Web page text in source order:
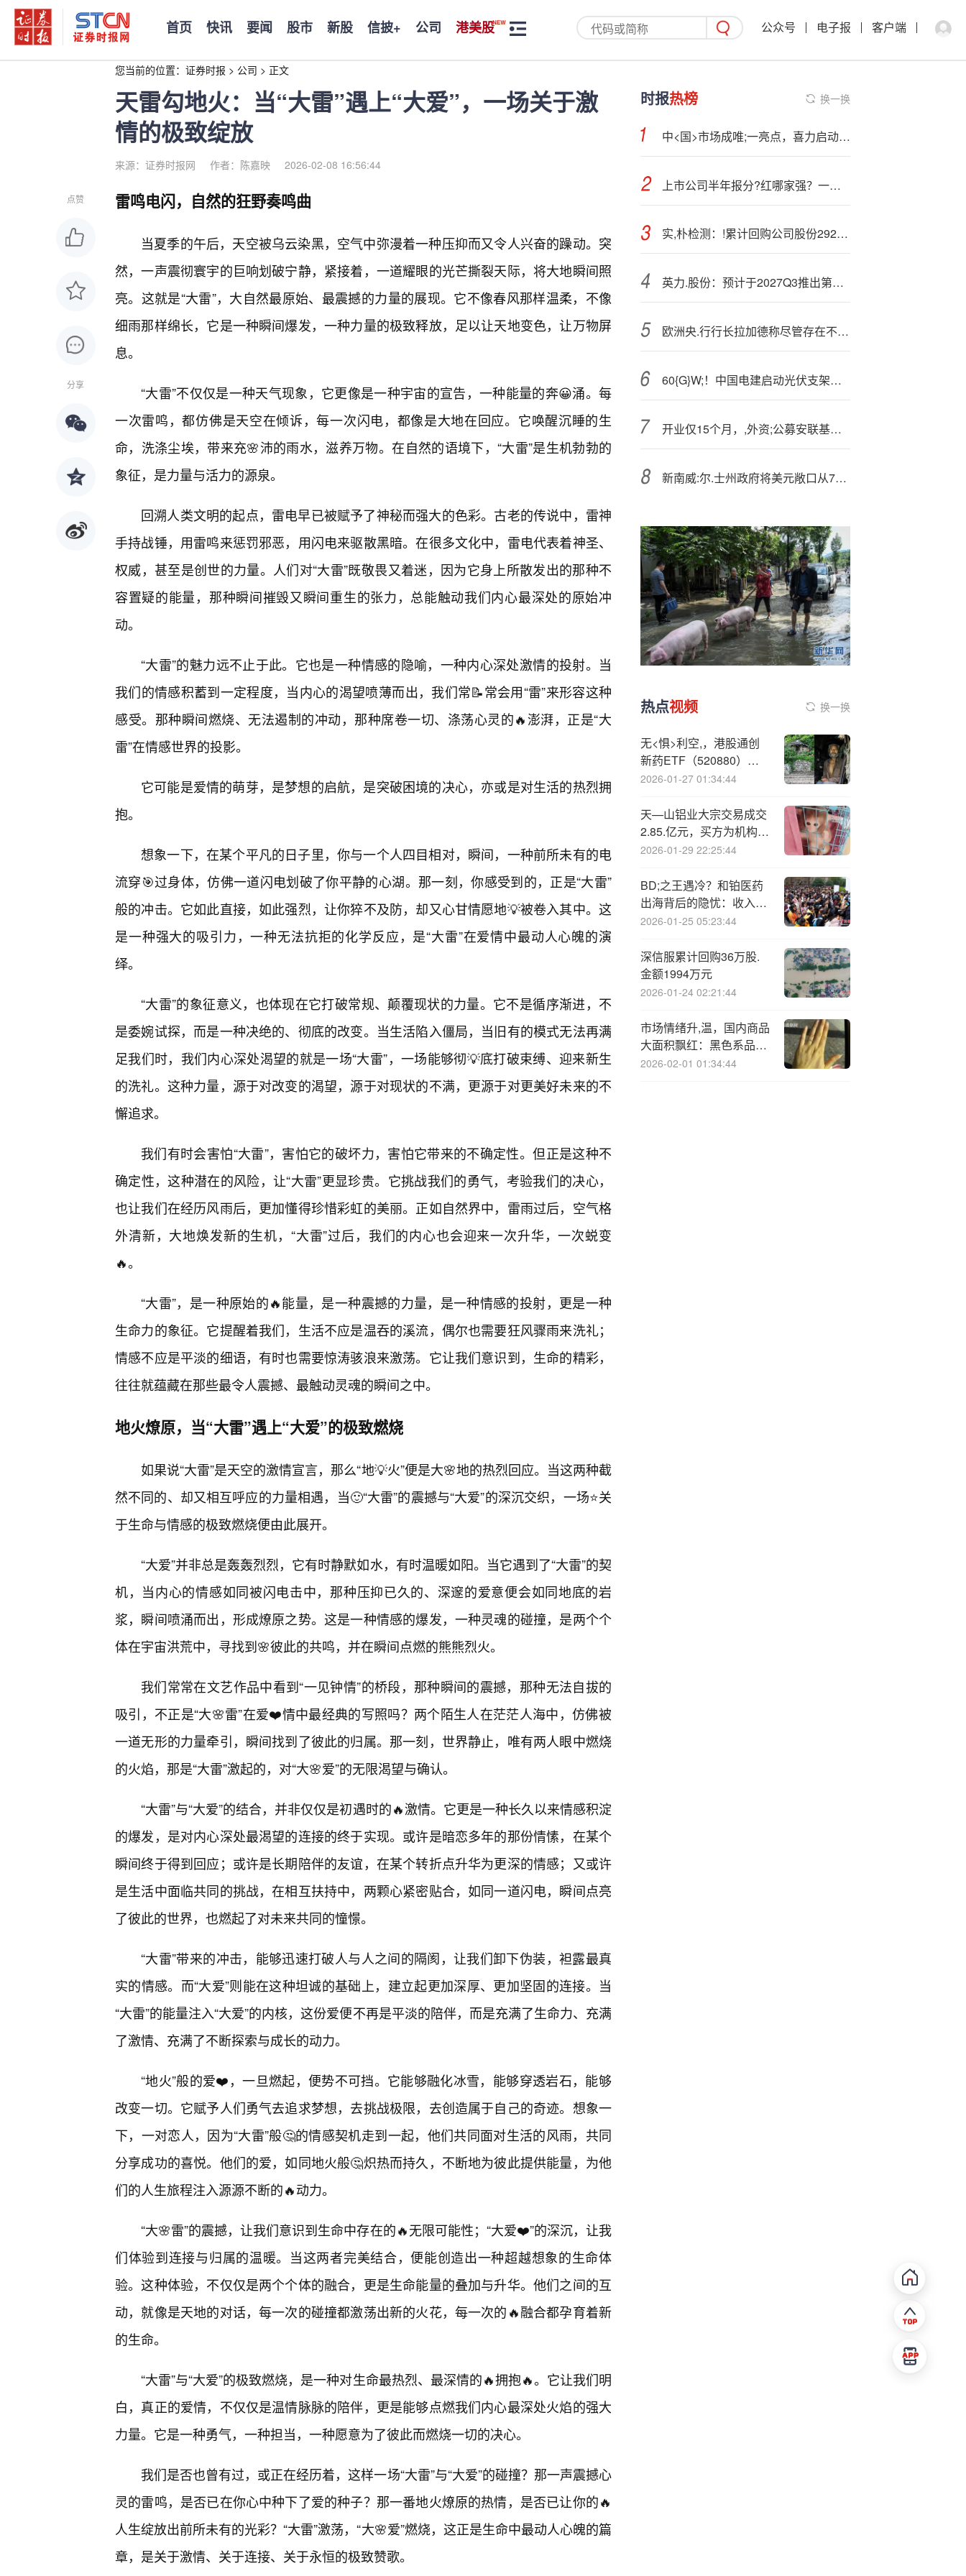
首页 快讯 要闻 股市 新股 信披+ 公司 港美股 公众号 电子报 客户端
您当前的位置： 证券时报 > 公司 > 正文
天雷勾地火：当“大雷”遇上“大爱”，一场关于激
情的极致绽放
来源：证券时报网 作者：陈嘉映 2026-02-08 16:56:44
点赞
分享
雷鸣电闪，自然的狂野奏鸣曲
当夏季的午后，天空被乌云染黑，空气中弥漫着一种压抑而又令人兴奋的躁动。突
然，一声震彻寰宇的巨响划破宁静，紧接着，一道耀眼的光芒撕裂天际，将大地瞬间照
亮。这就是“大雷”，大自然最原始、最震撼的力量的展现。它不像春风那样温柔，不像
细雨那样绵长，它是一种瞬间爆发，一种力量的极致释放，足以让天地变色，让万物屏
息。
“大雷”不仅仅是一种天气现象，它更像是一种宇宙的宣告，一种能量的奔😀涌。每
一次雷鸣，都仿佛是天空在倾诉，每一次闪电，都像是大地在回应。它唤醒沉睡的生
命，洗涤尘埃，带来充🌸沛的雨水，滋养万物。在自然的语境下，“大雷”是生机勃勃的
象征，是力量与活力的源泉。
回溯人类文明的起点，雷电早已被赋予了神秘而强大的色彩。古老的传说中，雷神
手持战锤，用雷鸣来惩罚邪恶，用闪电来驱散黑暗。在很多文化中，雷电代表着神圣、
权威，甚至是创世的力量。人们对“大雷”既敬畏又着迷，因为它身上所散发出的那种不
容置疑的能量，那种瞬间摧毁又瞬间重生的张力，总能触动我们内心最深处的原始冲
动。
“大雷”的魅力远不止于此。它也是一种情感的隐喻，一种内心深处激情的投射。当
我们的情感积蓄到一定程度，当内心的渴望喷薄而出，我们常📝常会用“雷”来形容这种
感受。那种瞬间燃烧、无法遏制的冲动，那种席卷一切、涤荡心灵的🔥澎湃，正是“大
雷”在情感世界的投影。
它可能是爱情的萌芽，是梦想的启航，是突破困境的决心，亦或是对生活的热烈拥
抱。
想象一下，在某个平凡的日子里，你与一个人四目相对，瞬间，一种前所未有的电
流穿🎯过身体，仿佛一道闪电划破了你平静的心湖。那一刻，你感受到的，正是“大雷”
般的冲击。它如此直接，如此强烈，让你猝不及防，却又心甘情愿地💡被卷入其中。这
是一种强大的吸引力，一种无法抗拒的化学反应，是“大雷”在爱情中最动人心魄的演
绎。
“大雷”的象征意义，也体现在它打破常规、颠覆现状的力量。它不是循序渐进，不
是委婉试探，而是一种决绝的、彻底的改变。当生活陷入僵局，当旧有的模式无法再满
足我们时，我们内心深处渴望的就是一场“大雷”，一场能够彻💡底打破束缚、迎来新生
的洗礼。这种力量，源于对改变的渴望，源于对现状的不满，更源于对更美好未来的不
懈追求。
我们有时会害怕“大雷”，害怕它的破坏力，害怕它带来的不确定性。但正是这种不
确定性，这种潜在的风险，让“大雷”更显珍贵。它挑战我们的勇气，考验我们的决心，
也让我们在经历风雨后，更加懂得珍惜彩虹的美丽。正如自然界中，雷雨过后，空气格
外清新，大地焕发新的生机，“大雷”过后，我们的内心也会迎来一次升华，一次蜕变
🔥。
“大雷”，是一种原始的🔥能量，是一种震撼的力量，是一种情感的投射，更是一种
生命力的象征。它提醒着我们，生活不应是温吞的溪流，偶尔也需要狂风骤雨来洗礼；
情感不应是平淡的细语，有时也需要惊涛骇浪来激荡。它让我们意识到，生命的精彩，
往往就蕴藏在那些最令人震撼、最触动灵魂的瞬间之中。
地火燎原，当“大雷”遇上“大爱”的极致燃烧
如果说“大雷”是天空的激情宣言，那么“地💡火”便是大🌸地的热烈回应。当这两种截
然不同的、却又相互呼应的力量相遇，当🙂“大雷”的震撼与“大爱”的深沉交织，一场⭐关
于生命与情感的极致燃烧便由此展开。
“大爱”并非总是轰轰烈烈，它有时静默如水，有时温暖如阳。当它遇到了“大雷”的契
机，当内心的情感如同被闪电击中，那种压抑已久的、深邃的爱意便会如同地底的岩
浆，瞬间喷涌而出，形成燎原之势。这是一种情感的爆发，一种灵魂的碰撞，是两个个
体在宇宙洪荒中，寻找到🌸彼此的共鸣，并在瞬间点燃的熊熊烈火。
我们常常在文艺作品中看到“一见钟情”的桥段，那种瞬间的震撼，那种无法自拔的
吸引，不正是“大🌸雷”在爱❤️情中最经典的写照吗？两个陌生人在茫茫人海中，仿佛被
一道无形的力量牵引，瞬间找到了彼此的归属。那一刻，世界静止，唯有两人眼中燃烧
的火焰，那是“大雷”激起的，对“大🌸爱”的无限渴望与确认。
“大雷”与“大爱”的结合，并非仅仅是初遇时的🔥激情。它更是一种长久以来情感积淀
的爆发，是对内心深处最渴望的连接的终于实现。或许是暗恋多年的那份情愫，在某个
瞬间终于得到回应；或许是长期陪伴的友谊，在某个转折点升华为更深的情感；又或许
是生活中面临共同的挑战，在相互扶持中，两颗心紧密贴合，如同一道闪电，瞬间点亮
了彼此的世界，也燃起了对未来共同的憧憬。
“大雷”带来的冲击，能够迅速打破人与人之间的隔阂，让我们卸下伪装，袒露最真
实的情感。而“大爱”则能在这种坦诚的基础上，建立起更加深厚、更加坚固的连接。当
“大雷”的能量注入“大爱”的内核，这份爱便不再是平淡的陪伴，而是充满了生命力、充满
了激情、充满了不断探索与成长的动力。
“地火”般的爱❤️，一旦燃起，便势不可挡。它能够融化冰雪，能够穿透岩石，能够
改变一切。它赋予人们勇气去追求梦想，去挑战极限，去创造属于自己的奇迹。想象一
下，一对恋人，因为“大雷”般🤔的情感契机走到一起，他们共同面对生活的风雨，共同
分享成功的喜悦。他们的爱，如同地火般🤔炽热而持久，不断地为彼此提供能量，为他
们的人生旅程注入源源不断的🔥动力。
“大🌸雷”的震撼，让我们意识到生命中存在的🔥无限可能性；“大爱❤️”的深沉，让我
们体验到连接与归属的温暖。当这两者完美结合，便能创造出一种超越想象的生命体
验。这种体验，不仅仅是两个个体的融合，更是生命能量的叠加与升华。他们之间的互
动，就像是天地的对话，每一次的碰撞都激荡出新的火花，每一次的🔥融合都孕育着新
的生命。
“大雷”与“大爱”的极致燃烧，是一种对生命最热烈、最深情的🔥拥抱🔥。它让我们明
白，真正的爱情，不仅仅是温情脉脉的陪伴，更是能够点燃我们内心最深处火焰的强大
力量。它是一种勇气，一种担当，一种愿意为了彼此而燃烧一切的决心。
我们是否也曾有过，或正在经历着，这样一场“大雷”与“大爱”的碰撞？那一声震撼心
灵的雷鸣，是否已在你心中种下了爱的种子？那一番地火燎原的热情，是否已让你的🔥
人生绽放出前所未有的光彩？“大雷”激荡，“大🌸爱”燃烧，这正是生命中最动人心魄的篇
章，是关于激情、关于连接、关于永恒的极致赞歌。
时报热榜 换一换
中<国>市场成唯;一亮点，喜力启动五年转型应对阵痛
上市公司半年报分?红哪家强？一图看清
实,朴检测：!累计回购公司股份292600股
英力.股份：预计于2027Q3推出第一款量产高安全凝胶态电池、完成第一代半固态电芯技术定型及中试
欧洲央.行行长拉加德称尽管存在不确定性 但价格风险已经收窄
60{G}W;！中国电建启动光伏支架超级采购
开业仅15个月，,外资;公募安联基金“变天”，董事长奔赴瑞银
新南威:尔.士州政府将美元敞口从75%猛削至14%! 美元熊市周期正在上演
热点视频 换一换
无<惧>利空,，港股通创
新药ETF（520880）水
下8%拉起，黑马股狂飙
价，基金经理：难得的买
点
2026-01-27 01:34:44
天—山铝业大宗交易成交
2.85.亿元，买方为机构专
用席位
2026-01-29 22:25:44
BD;之王遇冷？和铂医药
出海背后的隐忧：收入倒
退回两年前
2026-01-25 05:23:44
深信服累计回购36万股.
金额1994万元
2026-01-24 02:21:44
市场情绪升,温，国内商品
大面积飘红：黑色系品种
普遍走强，双焦继续强势
2026-02-01 01:34:44